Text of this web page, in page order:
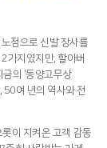
점으로 신발 장사를
가지였지만, 할아버
의 ‘동양고무상
50여 년의 역사와 전
이 지켜온 고객 감동